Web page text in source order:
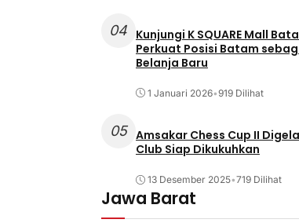
04 Kunjungi K SQUARE Mall
Perkuat Posisi Batam
Belanja Baru
1 Januari 2026•919 Dilihat
05 Amsakar Chess Cup II
Club Siap Dikukuhkan
13 Desember 2025•719 Dilihat
Jawa Barat